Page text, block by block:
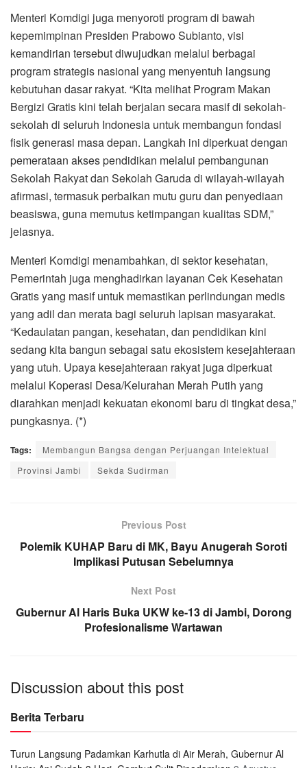
Menteri Komdigi juga menyoroti program di bawah
kepemimpinan Presiden Prabowo Subianto, visi
kemandirian tersebut diwujudkan melalui berbagai
program strategis nasional yang menyentuh langsung
kebutuhan dasar rakyat. “Kita melihat Program Makan
Bergizi Gratis kini telah berjalan secara masif di sekolah-
sekolah di seluruh Indonesia untuk membangun fondasi
fisik generasi masa depan. Langkah ini diperkuat dengan
pemerataan akses pendidikan melalui pembangunan
Sekolah Rakyat dan Sekolah Garuda di wilayah-wilayah
afirmasi, termasuk perbaikan mutu guru dan penyediaan
beasiswa, guna memutus ketimpangan kualitas SDM,”
jelasnya.
Menteri Komdigi menambahkan, di sektor kesehatan,
Pemerintah juga menghadirkan layanan Cek Kesehatan
Gratis yang masif untuk memastikan perlindungan medis
yang adil dan merata bagi seluruh lapisan masyarakat.
“Kedaulatan pangan, kesehatan, dan pendidikan kini
sedang kita bangun sebagai satu ekosistem kesejahteraan
yang utuh. Upaya kesejahteraan rakyat juga diperkuat
melalui Koperasi Desa/Kelurahan Merah Putih yang
diarahkan menjadi kekuatan ekonomi baru di tingkat desa,”
pungkasnya. (*)
Tags:
Membangun Bangsa dengan Perjuangan Intelektual
Provinsi Jambi
Sekda Sudirman
Previous Post
Polemik KUHAP Baru di MK, Bayu Anugerah Soroti
Implikasi Putusan Sebelumnya
Next Post
Gubernur Al Haris Buka UKW ke-13 di Jambi, Dorong
Profesionalisme Wartawan
Discussion about this post
Berita Terbaru
Turun Langsung Padamkan Karhutla di Air Merah, Gubernur Al